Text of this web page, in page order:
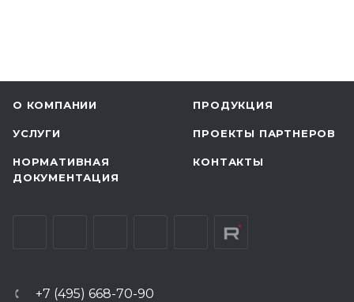
О КОМПАНИИ ПРОДУКЦИЯ
УСЛУГИ ПРОЕКТЫ ПАРТНЕРОВ
НОРМАТИВНАЯ
ДОКУМЕНТАЦИЯ
КОНТАКТЫ
+7 (495) 668-70-90